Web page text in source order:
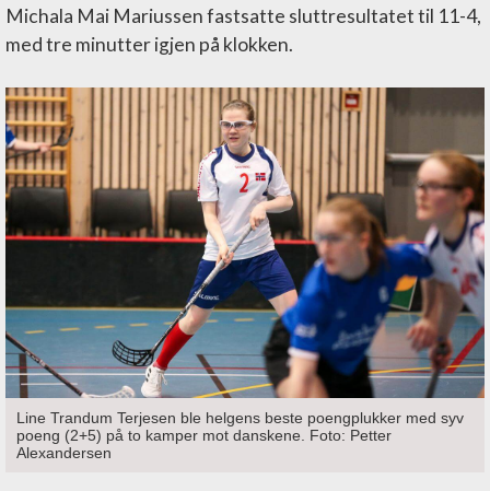
Michala Mai Mariussen fastsatte sluttresultatet til 11-4,
med tre minutter igjen på klokken.
Line Trandum Terjesen ble helgens beste poengplukker med syv
poeng (2+5) på to kamper mot danskene. Foto: Petter
Alexandersen